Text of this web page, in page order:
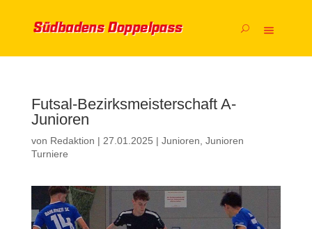
Futsal-Bezirksmeisterschaft A-
Junioren
von Redaktion | 27.01.2025 | Junioren Junioren
Turniere